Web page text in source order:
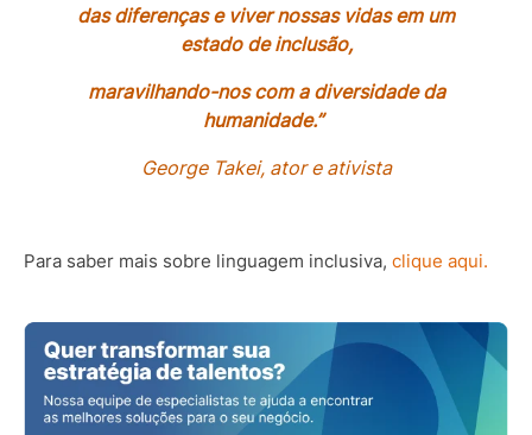
das diferenças e viver nossas vidas em um
estado de inclusão,
maravilhando-nos com a diversidade da
humanidade.”
George Takei, ator e ativista
Para saber mais sobre linguagem inclusiva, clique aqui.